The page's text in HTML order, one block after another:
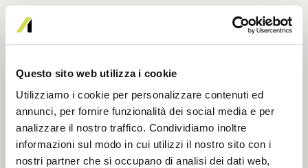
Questo sito web utilizza i cookie
Utilizziamo i cookie per personalizzare contenuti ed
annunci, per fornire funzionalità dei social media e per
analizzare il nostro traffico. Condividiamo inoltre
informazioni sul modo in cui utilizzi il nostro sito con i
nostri partner che si occupano di analisi dei dati web,